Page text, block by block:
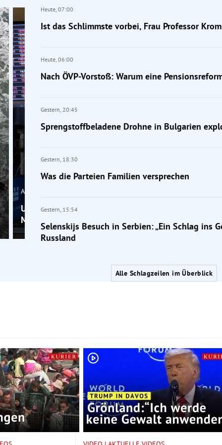
Ausland
US-Schulden machen nervös: „Dann haben wir die
Mutter aller Krisen“
Heute, 07:00
Ist das Schlimmste vorbei, Frau Professor
Heute, 06:00
Nach ÖVP-Vorstoß: Warum eine
Gestern, 20:45
Sprengstoffbeladene Drohne in Bulgarien
Gestern, 18:30
Was die Parteien Familien versprechen
Gestern, 15:54
Selenskijs Besuch in Serbien: „Ein Schlag ins
Russland
Alle Schlagzeilen im Überblick